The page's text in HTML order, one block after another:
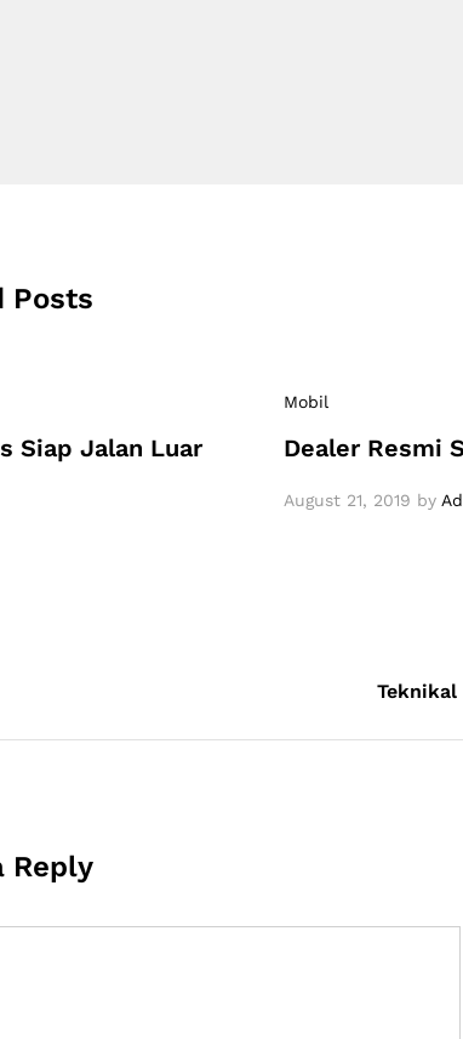
Posts
Siap Jalan Luar
Mobil
Dealer Resmi
August 21, 2019 by
Reply